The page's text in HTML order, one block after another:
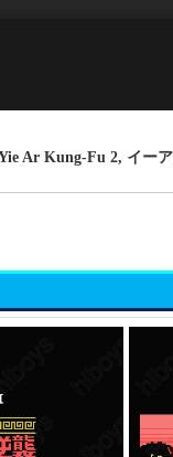
Ar Kung-Fu 2, イー